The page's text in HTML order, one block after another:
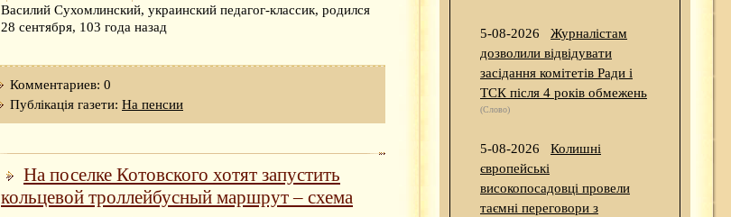
Василий Сухомлинский, украинский педагог-классик, родился
28 сентября, 103 года назад
Комментариев: 0
Публікація газети: На пенсии
На поселке Котовского хотят запустить
кольцевой троллейбусный маршрут – схема
5-08-2026
Журналістам
дозволили відвідувати
засідання комітетів Ради і
ТСК після 4 років обмежень
(Слово)
5-08-2026
Колишні
європейські
високопосадовці провели
таємні переговори з